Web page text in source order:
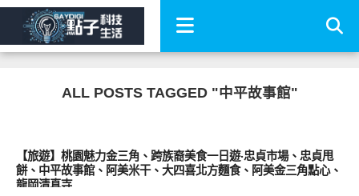
ALL POSTS TAGGED "中平故事館"
【旅遊】桃園魅力金三角、跨族裔美食一日遊‧忠貞市場、忠貞甩
餅、中平故事館、阿美米干、大四喜北方麵食、阿美金三角點心、
龍岡清真寺